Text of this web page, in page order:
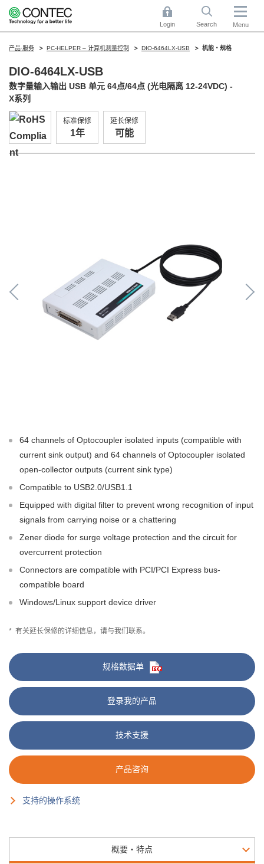
Login Search Menu
产品·服务 PC-HELPER – 计算机测量控制 DIO-6464LX-USB 机能・规格
DIO-6464LX-USB
数字量输入输出 USB 单元 64点/64点 (光电隔离 12-24VDC) -
X系列
标准保修
1年
延长保修
可能
64 channels of Optocoupler isolated inputs (compatible with
current sink output) and 64 channels of Optocoupler isolated
open-collector outputs (current sink type)
Compatible to USB2.0/USB1.1
Equipped with digital filter to prevent wrong recognition of input
signals from carrying noise or a chattering
Zener diode for surge voltage protection and the circuit for
overcurrent protection
Connectors are compatible with PCI/PCI Express bus-
compatible board
Windows/Linux support device driver
* 有关延长保修的详细信息，请与我们联系。
规格数据单
登录我的产品
技术支援
产品咨询
支持的操作系统
概要・特点